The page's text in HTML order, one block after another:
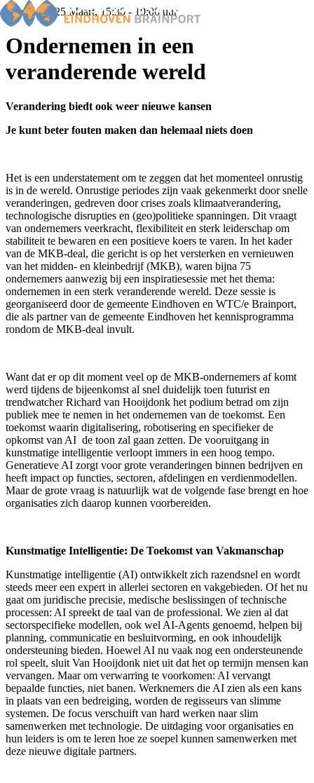
Nieuws
Events
Members
Ondernemers van het jaar
Over ons
Woensdag 25 Maart, 15:30 - 19:00 uur
Ondernemen in een
veranderende wereld
Verandering biedt ook weer nieuwe kansen
Je kunt beter fouten maken dan helemaal niets doen
Het is een understatement om te zeggen dat het momenteel onrustig
is in de wereld. Onrustige periodes zijn vaak gekenmerkt door snelle
veranderingen, gedreven door crises zoals klimaatverandering,
technologische disrupties en (geo)politieke spanningen. Dit vraagt
van ondernemers veerkracht, flexibiliteit en sterk leiderschap om
stabiliteit te bewaren en een positieve koers te varen. In het kader
van de MKB-deal, die gericht is op het versterken en vernieuwen
van het midden- en kleinbedrijf (MKB), waren bijna 75
ondernemers aanwezig bij een inspiratiesessie met het thema:
ondernemen in een sterk veranderende wereld. Deze sessie is
georganiseerd door de gemeente Eindhoven en WTC/e Brainport,
die als partner van de gemeente Eindhoven het kennisprogramma
rondom de MKB-deal invult.
Want dat er op dit moment veel op de MKB-ondernemers af komt
werd tijdens de bijeenkomst al snel duidelijk toen futurist en
trendwatcher Richard van Hooijdonk het podium betrad om zijn
publiek mee te nemen in het ondernemen van de toekomst. Een
toekomst waarin digitalisering, robotisering en specifieker de
opkomst van AI de toon zal gaan zetten. De vooruitgang in
kunstmatige intelligentie verloopt immers in een hoog tempo.
Generatieve AI zorgt voor grote veranderingen binnen bedrijven en
heeft impact op functies, sectoren, afdelingen en verdienmodellen.
Maar de grote vraag is natuurlijk wat de volgende fase brengt en hoe
organisaties zich daarop kunnen voorbereiden.
Kunstmatige Intelligentie: De Toekomst van Vakmanschap
Kunstmatige intelligentie (AI) ontwikkelt zich razendsnel en wordt
steeds meer een expert in allerlei sectoren en vakgebieden. Of het nu
gaat om juridische precisie, medische beslissingen of technische
processen: AI spreekt de taal van de professional. We zien al dat
sectorspecifieke modellen, ook wel AI-Agents genoemd, helpen bij
planning, communicatie en besluitvorming, en ook inhoudelijk
ondersteuning bieden. Hoewel AI nu vaak nog een ondersteunende
rol speelt, sluit Van Hooijdonk niet uit dat het op termijn mensen kan
vervangen. Maar om verwarring te voorkomen: AI vervangt
bepaalde functies, niet banen. Werknemers die AI zien als een kans
in plaats van een bedreiging, worden de regisseurs van slimme
systemen. De focus verschuift van hard werken naar slim
samenwerken met technologie. De uitdaging voor organisaties en
hun leiders is om te leren hoe ze soepel kunnen samenwerken met
deze nieuwe digitale partners.